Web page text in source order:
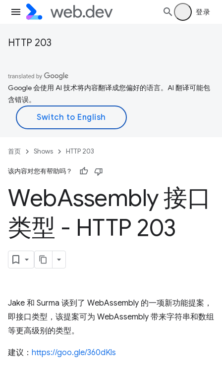
登录
HTTP 203
Google 会使用 AI 技术将内容翻译成您偏好的语言。AI 翻译可能包
含错误。
首页 Shows HTTP 203
该内容对您有帮助吗？
WebAssembly 接口
类型 - HTTP 203
Jake 和 Surma 谈到了 WebAssembly 的一项新功能提案，
即接口类型，该提案可为 WebAssembly 带来字符串和数组
等更高级别的类型。
建议： https://goo.gle/360dKls